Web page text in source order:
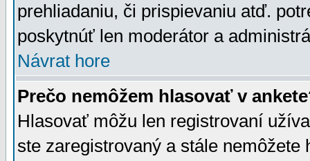
prehliadaniu, či prispievaniu atď.
poskytnúť len moderátor a
Návrat hore
Prečo nemôžem hlasovať v
Hlasovať môžu len registrovaní
ste zaregistrovaný a stále